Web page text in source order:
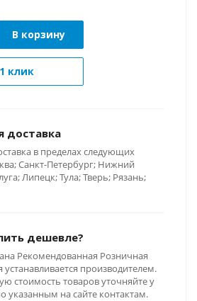
В корзину
клик
доставка
в пределах следующих
Санкт-Петербург; Нижний
Липецк; Тула; Тверь; Рязань;
дешевле?
Рекомендованная Розничная
устанавливается производителем.
стоимость товаров уточняйте у
указанным на сайте контактам.